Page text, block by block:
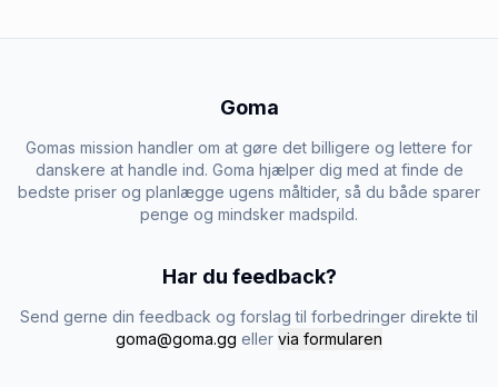
Goma
Gomas mission handler om at gøre det billigere og lettere for
danskere at handle ind. Goma hjælper dig med at finde de
bedste priser og planlægge ugens måltider, så du både sparer
penge og mindsker madspild.
Har du feedback?
Send gerne din feedback og forslag til forbedringer direkte til
goma@goma.gg eller via formularen